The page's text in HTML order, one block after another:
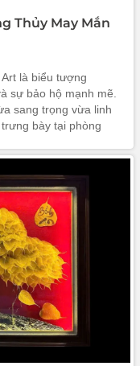
Thủy May Mắn
là biểu tượng
sự bảo hộ mạnh mẽ.
sang trọng vừa linh
bày tại phòng